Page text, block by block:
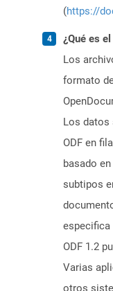
(https://
¿Qué es
Los
formato
Los datos
ODF en
basado
subtipos
ODF 1.2
Varias
otros